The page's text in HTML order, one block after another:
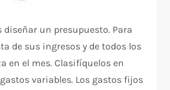
diseñar un presupuesto. Para
de sus ingresos y de todos los
en el mes. Clasifíquelos en
variables. Los gastos fijos